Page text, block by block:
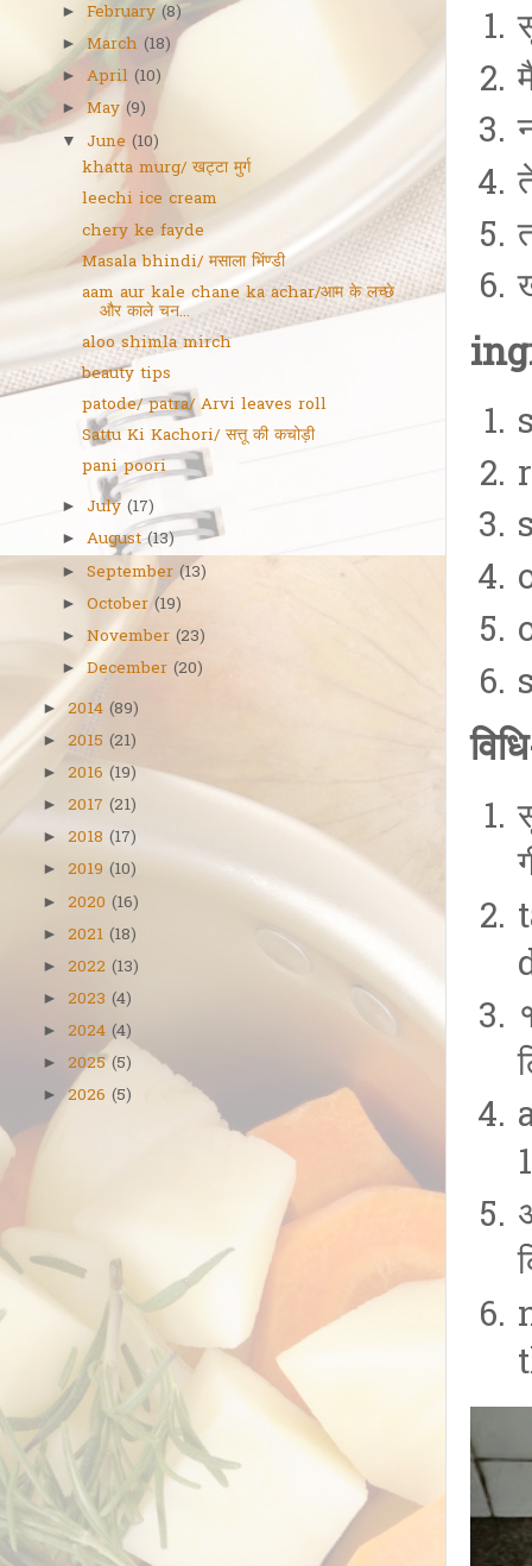
►February (8)
►March (18)
►April (10)
►May (9)
▼ June (10)
khatta murg/ खट्टा मुर्ग
leechi ice cream
chery ke fayde
Masala bhindi/ मसाला भिंण्डी
aam aur kale chane ka achar/आम के लच्छे
और काले चन...
aloo shimla mirch
beauty tips
patode/ patra/ Arvi leaves roll
Sattu Ki Kachori/ सत्तू की कचोड़ी
pani poori
►July (17)
►August (13)
►September (13)
►October (19)
►November (23)
►December (20)
► 2014 (89)
► 2015 (21)
► 2016 (19)
► 2017 (21)
► 2018 (17)
► 2019 (10)
► 2020 (16)
► 2021 (18)
► 2022 (13)
► 2023 (4)
► 2024 (4)
► 2025 (5)
►2026 (5)